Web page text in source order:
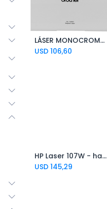
Add to Cart LÁSER MONOCROMATICA HL-1200 BROTHER
USD 106,60
HP Laser 107W - hasta 20 ppm (mono) - capacidad: 500 pages - USB 2.0
USD 145,29